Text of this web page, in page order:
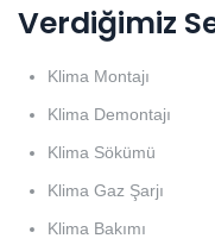
Verdiğimiz
Klima Montajı
Klima Demontajı
Klima Sökümü
Klima Gaz Şarjı
Klima Bakımı